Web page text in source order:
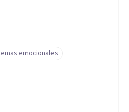
emocionales